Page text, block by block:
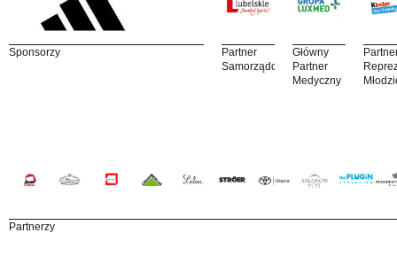
Sponsorzy
Partner
Samorządowy
Główny
Partner
Medyczny
Partnerzy